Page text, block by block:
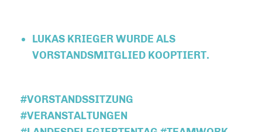
LUKAS KRIEGER WURDE ALS
VORSTANDSMITGLIED KOOPTIERT.
#VORSTANDSSITZUNG
#VERANSTALTUNGEN